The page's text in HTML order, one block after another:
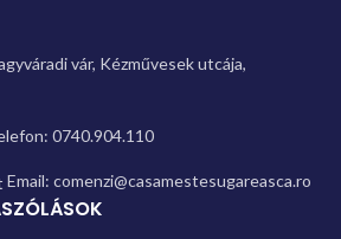
vár, Kézművesek utcája,
0740.904.110
Email: comenzi@casamestesugareasca.ro